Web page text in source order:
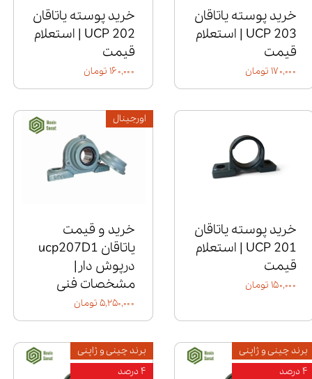
خرید پوسته یاتاقان
UCP 203 | استعلام
قیمت
۱۷۰,۰۰۰ تومان
خرید پوسته یاتاقان
UCP 202 | استعلام
قیمت
۱۶۰,۰۰۰ تومان
خرید پوسته یاتاقان
UCP 201 | استعلام
قیمت
۱۵۰,۰۰۰ تومان
خرید و قیمت
یاتاقان ucp207D1
درپوش دار|
مشخصات فنی
۵,۲۵۰,۰۰۰ تومان
اورجینال
برند چینی و ژاپنی
۴ درصد
برند چینی و ژاپنی
۴ درصد